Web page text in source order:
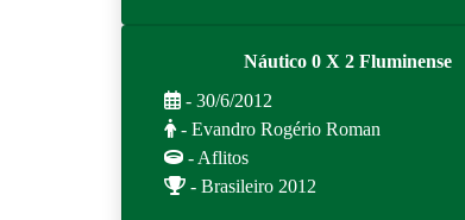
Náutico 0 X 2 Fluminense
- 30/6/2012
- Evandro Rogério Roman
- Aflitos
- Brasileiro 2012